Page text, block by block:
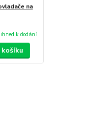
na
ihned k dodání